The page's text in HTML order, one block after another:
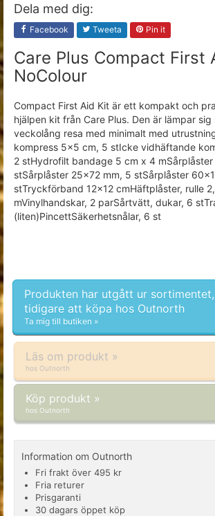
Dela med dig:
Facebook Tweeta Pin it
Care Plus Compact First
NoColour
Compact First Aid Kit är ett kompakt och
hjälpen kit från Care Plus. Den är lämpar
veckolång resa med minimalt med
kompress 5×5 cm, 5 stIcke vidhäftande
2 stHydrofilt bandage 5 cm x 4
stSårplåster 25×72 mm, 5 stSårplåster
stTryckförband 12×12 cmHäftplåster, rulle
mVinylhandskar, 2 parSårtvätt, dukar, 6
(liten)PincettSäkerhetsnålar, 6 st
Produkten har utgått ur
tidigare att köpa hos Outnorth
Ta mig till butiken »
Läs om produkt »
hos Outnorth
Köp produkt »
hos Outnorth
Information om Outnorth
Fri frakt över 495 kr
Fria returer
Prisgaranti
30 dagars öppet köp